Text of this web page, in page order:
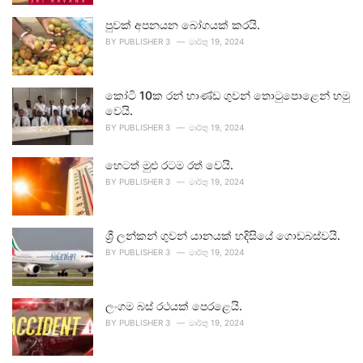
පුවක් අපනයන බෝගයක් කරයි.
BY PUBLISHER 3 මාර්තු 19, 2024
කෝටි 10ක රන් භාණ්ඩ ගුවන් තොටුපොළෙන් හමු
වෙයි.
BY PUBLISHER 3 මාර්තු 19, 2024
හෙටත් මුළු රටම රත් වෙයි.
BY PUBLISHER 3 මාර්තු 19, 2024
ශ්‍රී ලන්කන් ගුවන් යානයක් හදිසියේ ගොඩබස්වයි.
BY PUBLISHER 3 මාර්තු 19, 2024
ලංගම බස් රථයක් පෙරළෙයි.
BY PUBLISHER 3 මාර්තු 19, 2024